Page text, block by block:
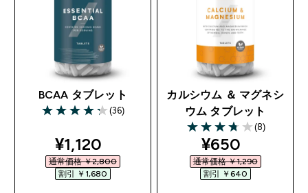
BCAA タブレット
4.28 out of 5 stars
(36)
discounted price
¥1,120‎
通常価格 ￥2,800‎
割引 ￥1,680‎
カルシウム ＆ マグネシ
ウム タブレット
3.75 out of 5 stars
(8)
discounted
¥650‎
通常価格 ￥1,290‎
割引 ￥640‎